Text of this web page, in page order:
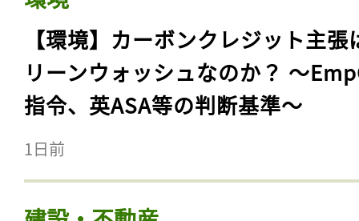
【環境】カーボンクレジット主張
リーンウォッシュなのか？ 〜
指令、英ASA等の判断基準〜
1日前